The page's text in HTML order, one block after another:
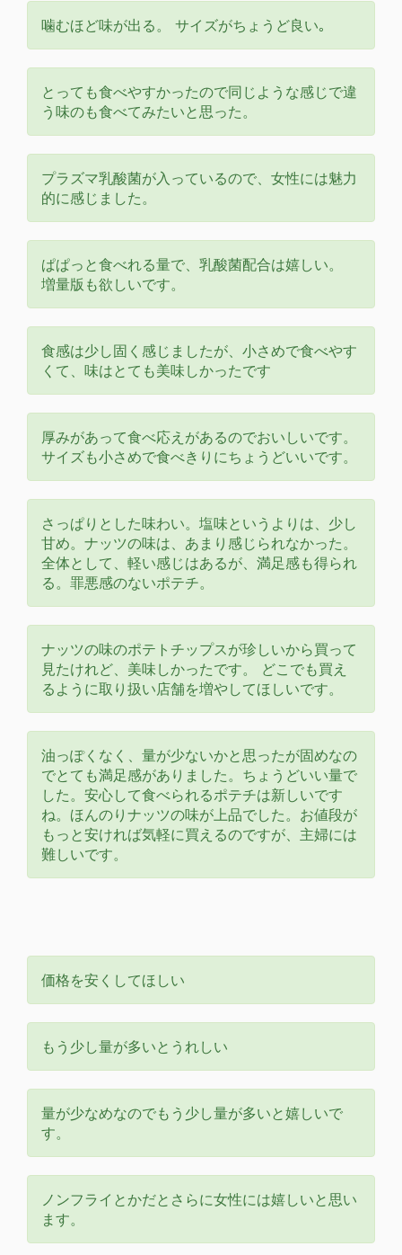
噛むほど味が出る。 サイズがちょうど良い｡
とっても食べやすかったので同じような感じで違
う味のも食べてみたいと思った。
プラズマ乳酸菌が入っているので、女性には魅力
的に感じました。
ぱぱっと食べれる量で、乳酸菌配合は嬉しい。
増量版も欲しいです。
食感は少し固く感じましたが、小さめで食べやす
くて、味はとても美味しかったです
厚みがあって食べ応えがあるのでおいしいです。
サイズも小さめで食べきりにちょうどいいです。
さっぱりとした味わい。塩味というよりは、少し
甘め。ナッツの味は、あまり感じられなかった。
全体として、軽い感じはあるが、満足感も得られ
る。罪悪感のないポテチ。
ナッツの味のポテトチップスが珍しいから買って
見たけれど、美味しかったです。 どこでも買え
るように取り扱い店舗を増やしてほしいです。
油っぽくなく、量が少ないかと思ったが固めなの
でとても満足感がありました。ちょうどいい量で
した。安心して食べられるポテチは新しいです
ね。ほんのりナッツの味が上品でした。お値段が
もっと安ければ気軽に買えるのですが、主婦には
難しいです。
価格を安くしてほしい
もう少し量が多いとうれしい
量が少なめなのでもう少し量が多いと嬉しいで
す。
ノンフライとかだとさらに女性には嬉しいと思い
ます。